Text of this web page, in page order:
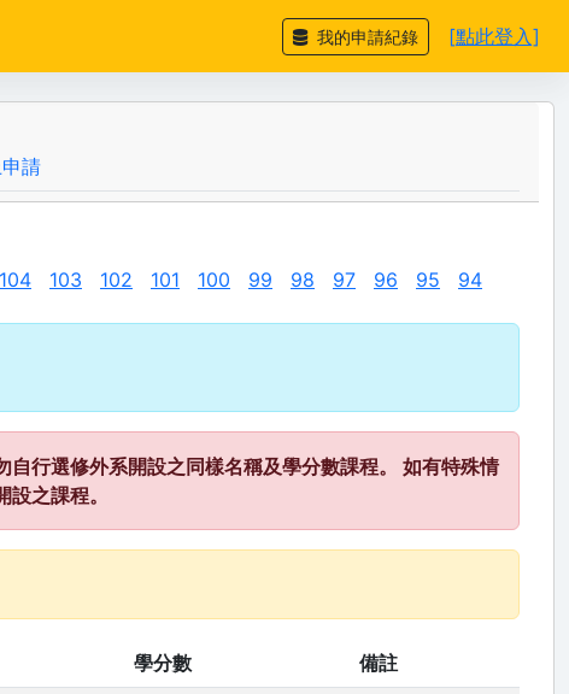
我的申請紀錄 [點此登入]
請
104 103 102 101 100 99 98 97 96 95
94
行選修外系開設之同樣名稱及學分數課程。 如有特殊情
之課程。
學分數 備註